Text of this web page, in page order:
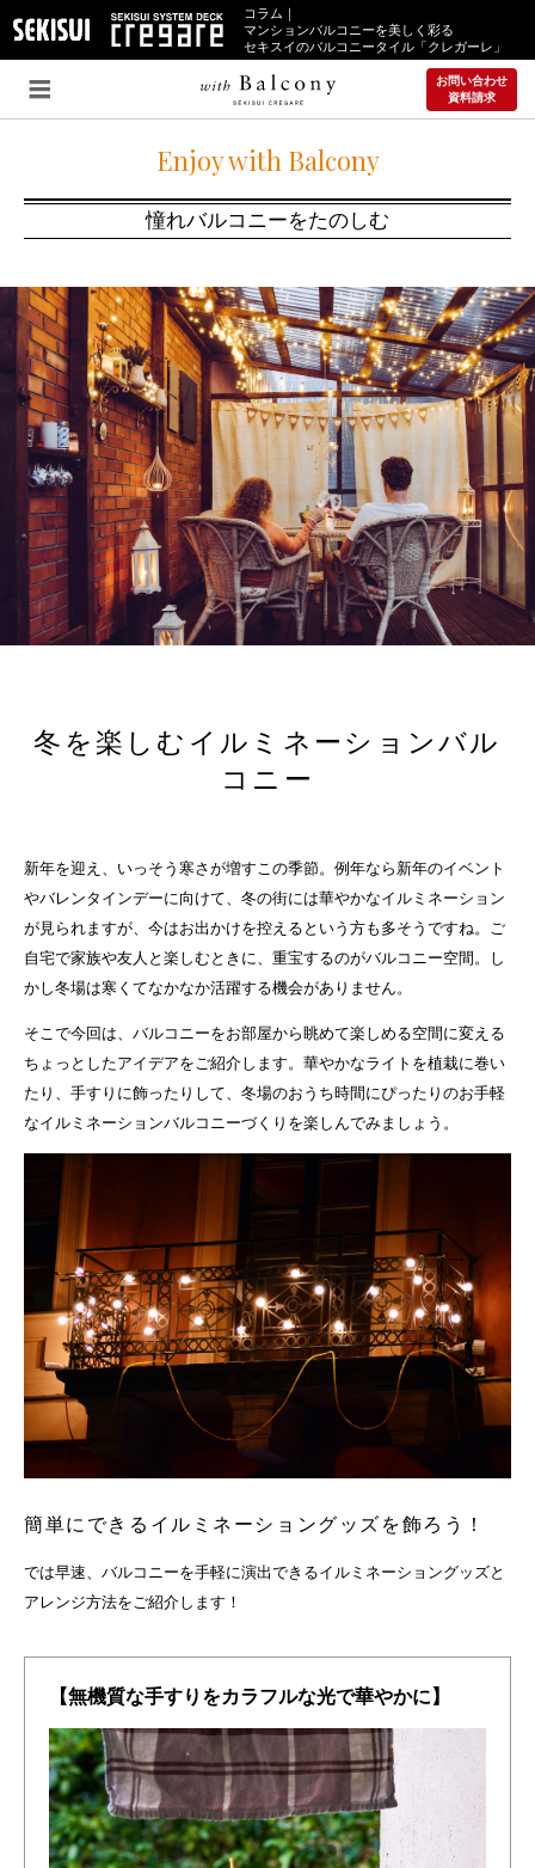
コラム｜
マンションバルコニーを美しく彩る
セキスイのバルコニータイル「クレガーレ」
お問い合わせ
資料請求
Enjoy with Balcony
憧れバルコニーをたのしむ
冬を楽しむイルミネーションバル
コニー
新年を迎え、いっそう寒さが増すこの季節。例年なら新年のイベント
やバレンタインデーに向けて、冬の街には華やかなイルミネーション
が見られますが、今はお出かけを控えるという方も多そうですね。ご
自宅で家族や友人と楽しむときに、重宝するのがバルコニー空間。し
かし冬場は寒くてなかなか活躍する機会がありません。
そこで今回は、バルコニーをお部屋から眺めて楽しめる空間に変える
ちょっとしたアイデアをご紹介します。華やかなライトを植栽に巻い
たり、手すりに飾ったりして、冬場のおうち時間にぴったりのお手軽
なイルミネーションバルコニーづくりを楽しんでみましょう。
簡単にできるイルミネーショングッズを飾ろう！
では早速、バルコニーを手軽に演出できるイルミネーショングッズと
アレンジ方法をご紹介します！
【無機質な手すりをカラフルな光で華やかに】